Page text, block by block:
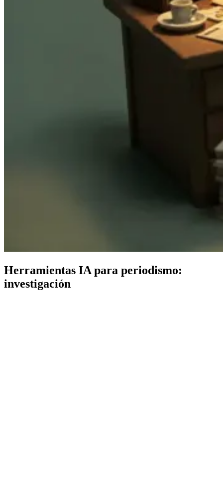
Herramientas IA para periodismo:
investigación